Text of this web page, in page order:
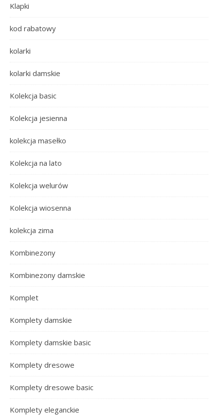
Klapki
kod rabatowy
kolarki
kolarki damskie
Kolekcja basic
Kolekcja jesienna
kolekcja masełko
Kolekcja na lato
Kolekcja welurów
Kolekcja wiosenna
kolekcja zima
Kombinezony
Kombinezony damskie
Komplet
Komplety damskie
Komplety damskie basic
Komplety dresowe
Komplety dresowe basic
Komplety eleganckie